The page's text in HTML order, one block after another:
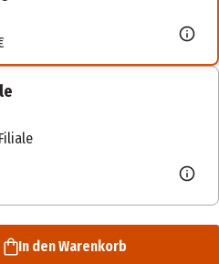
In den Warenkorb